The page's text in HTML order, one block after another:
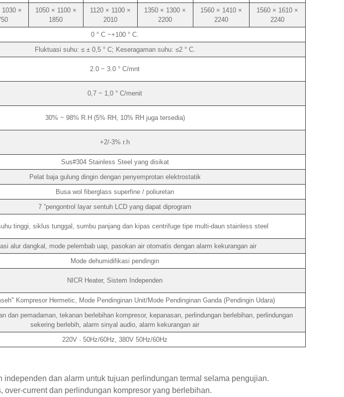
1030 ×
1050 × 1100 ×
1850
1120 × 1100 ×
2010
1350 × 1300 ×
2200
1560 × 1410 ×
2240
1560 × 1610 ×
2240
0 ° C ~+100 ° C.
Fluktuasi suhu: ≤ ± 0,5 ° C; Keseragaman suhu: ≤2 ° C.
2.0 ~ 3.0 ° C/mnt
0,7 ~ 1,0 ° C/menit
30% ~ 98% R.H (5% RH, 10% RH juga tersedia)
+2/-3% r.h
Sus#304 Stainless Steel yang disikat
Pelat baja gulung dingin dengan penyemprotan elektrostatik
Busa wol fiberglass superfine / poliuretan
7 ”pengontrol layar sentuh LCD yang dapat diprogram
tinggi, siklus tunggal, sumbu panjang dan kipas centrifuge tipe multi-daun stainless steel
alur dangkal, mode pelembab uap, pasokan air otomatis dengan alarm kekurangan air
Mode dehumidifikasi pendingin
NICR Heater, Sistem Independen
Kompresor Hermetic, Mode Pendinginan Unit/Mode Pendinginan Ganda (Pendingin Udara)
dan pemadaman, tekanan berlebihan kompresor, kepanasan, perlindungan berlebihan, perlindungan
sekering berlebih, alarm sinyal audio, alarm kekurangan air
220V · 50Hz/60Hz, 380V 50Hz/60Hz
independen dan alarm untuk tujuan perlindungan termal selama pengujian.
over-current dan perlindungan kompresor yang berlebihan.